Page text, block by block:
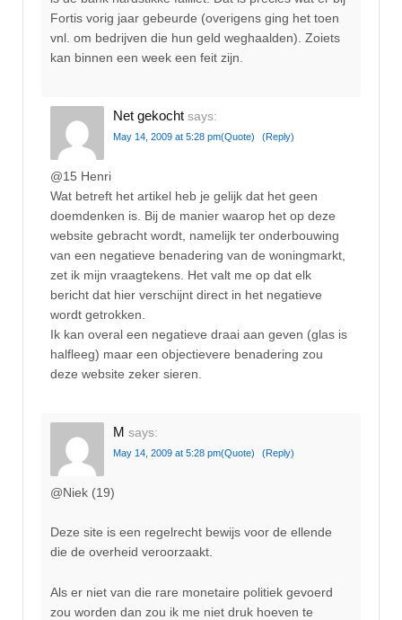
Fortis vorig jaar gebeurde (overigens ging het toen
vnl. om bedrijven die hun geld weghaalden). Zoiets
kan binnen een week een feit zijn.
Net gekocht says:
May 14, 2009 at 5:28 pm(Quote) (Reply)
@15 Henri
Wat betreft het artikel heb je gelijk dat het geen
doemdenken is. Bij de manier waarop het op deze
website gebracht wordt, namelijk ter onderbouwing
van een negatieve benadering van de woningmarkt,
zet ik mijn vraagtekens. Het valt me op dat elk
bericht dat hier verschijnt direct in het negatieve
wordt getrokken.
Ik kan overal een negatieve draai aan geven (glas is
halfleeg) maar een objectievere benadering zou
deze website zeker sieren.
M says:
May 14, 2009 at 5:28 pm(Quote) (Reply)
@Niek (19)
Deze site is een regelrecht bewijs voor de ellende
die de overheid veroorzaakt.
Als er niet van die rare monetaire politiek gevoerd
zou worden dan zou ik me niet druk hoeven te